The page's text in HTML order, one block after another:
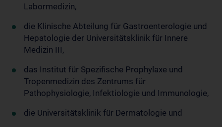
Labormedizin,
die Klinische Abteilung für Gastroenterologie und
Hepatologie der Universitätsklinik für Innere
Medizin III,
das Institut für Spezifische Prophylaxe und
Tropenmedizin des Zentrums für
Pathophysiologie, Infektiologie und Immunologie,
die Universitätsklinik für Dermatologie und